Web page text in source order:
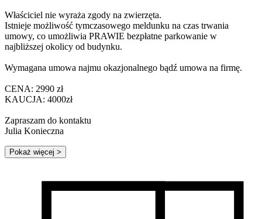
Właściciel nie wyraża zgody na zwierzęta.
Istnieje możliwość tymczasowego meldunku na czas trwania
umowy, co umożliwia PRAWIE bezpłatne parkowanie w
najbliższej okolicy od budynku.
Wymagana umowa najmu okazjonalnego bądź umowa na firmę.
CENA: 2990 zł
KAUCJA: 4000zł
Zapraszam do kontaktu
Julia Konieczna
Pokaż więcej >